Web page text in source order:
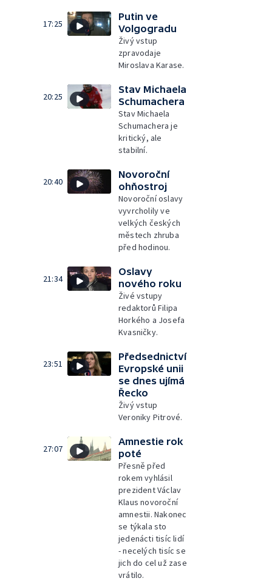
17:25
Putin ve
Volgogradu
Živý vstup
zpravodaje
Miroslava Karase.
20:25
Stav Michaela
Schumachera
Stav Michaela
Schumachera je
kritický, ale
stabilní.
20:40
Novoroční
ohňostroj
Novoroční oslavy
vyvrcholily ve
velkých českých
městech zhruba
před hodinou.
21:34
Oslavy
nového roku
Živé vstupy
redaktorů Filipa
Horkého a Josefa
Kvasničky.
23:51
Předsednictví
Evropské unii
se dnes ujímá
Řecko
Živý vstup
Veroniky Pitrové.
27:07
Amnestie rok
poté
Přesně před
rokem vyhlásil
prezident Václav
Klaus novoroční
amnestii. Nakonec
se týkala sto
jedenácti tisíc lidí
- necelých tisíc se
jich do cel už zase
vrátilo.